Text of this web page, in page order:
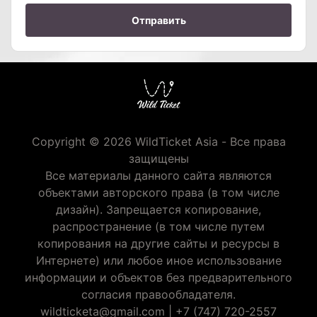
Отправить
Copyright © 2026 WildTicket Asia - Все права
защищены
Все материалы данного сайта являются
объектами авторского права (в том числе
дизайн). Запрещается копирование,
распространение (в том числе путем
копирования на другие сайты и ресурсы в
Интернете) или любое иное использование
информации и объектов без предварительного
согласия правообладателя.
wildticketa@gmail.com
+7 (747) 720-2557